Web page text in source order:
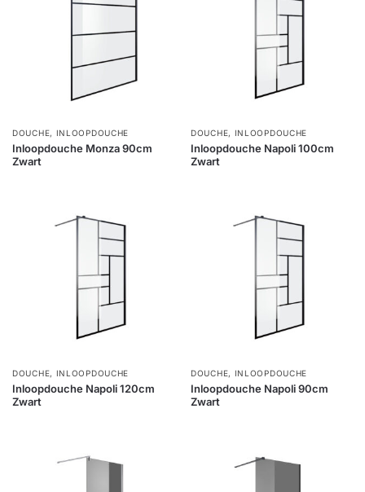
DOUCHE, INLOOPDOUCHE
Inloopdouche Monza 90cm
Zwart
DOUCHE, INLOOPDOUCHE
Inloopdouche Napoli 100cm
Zwart
DOUCHE, INLOOPDOUCHE
Inloopdouche Napoli 120cm
Zwart
DOUCHE, INLOOPDOUCHE
Inloopdouche Napoli 90cm
Zwart